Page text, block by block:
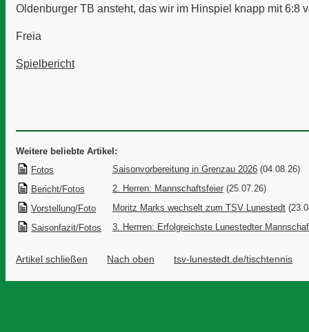
Oldenburger TB ansteht, das wir im Hinspiel knapp mit 6:8
Freia
Spielbericht
Weitere beliebte Artikel:
Fotos
Saisonvorbereitung in Grenzau 2026 (04.08.26)
Bericht/Fotos
2. Herren: Mannschaftsfeier (25.07.26)
Vorstellung/Foto
Moritz Marks wechselt zum TSV Lunestedt
Saisonfazit/Fotos
3. Herrren: Erfolgreichste Lunestedter
Artikel schließen Nach oben tsv-lunestedt.de/tischtennis